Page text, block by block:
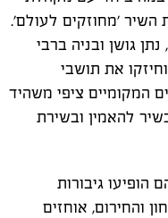
השיר 'מחוזקים לעולם'.
גושן ובניה ברבי
את תושבי
המקומיים ציפי משהיד
להאמין ובשירת
גיבורות
והחירום, אוחזים